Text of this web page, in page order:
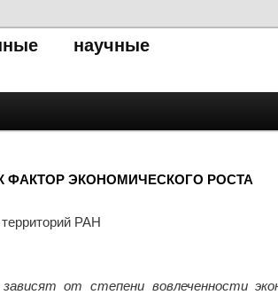
научные
ЭКОНОМИЧЕСКОГО РОСТА
РАН
от степени вовлеченности